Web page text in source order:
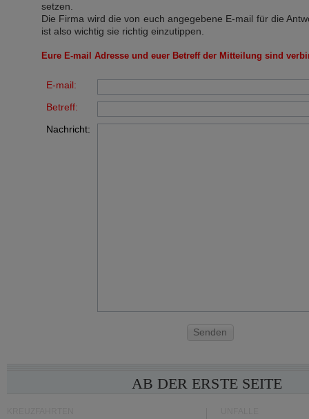
setzen.
Die Firma wird die von euch angegebene E-mail für die
ist also wichtig sie richtig einzutippen.
Eure E-mail Adresse und euer Betreff der Mitteilung sind
E-mail:
Betreff:
Nachricht:
Senden
AB DER ERSTE SEITE